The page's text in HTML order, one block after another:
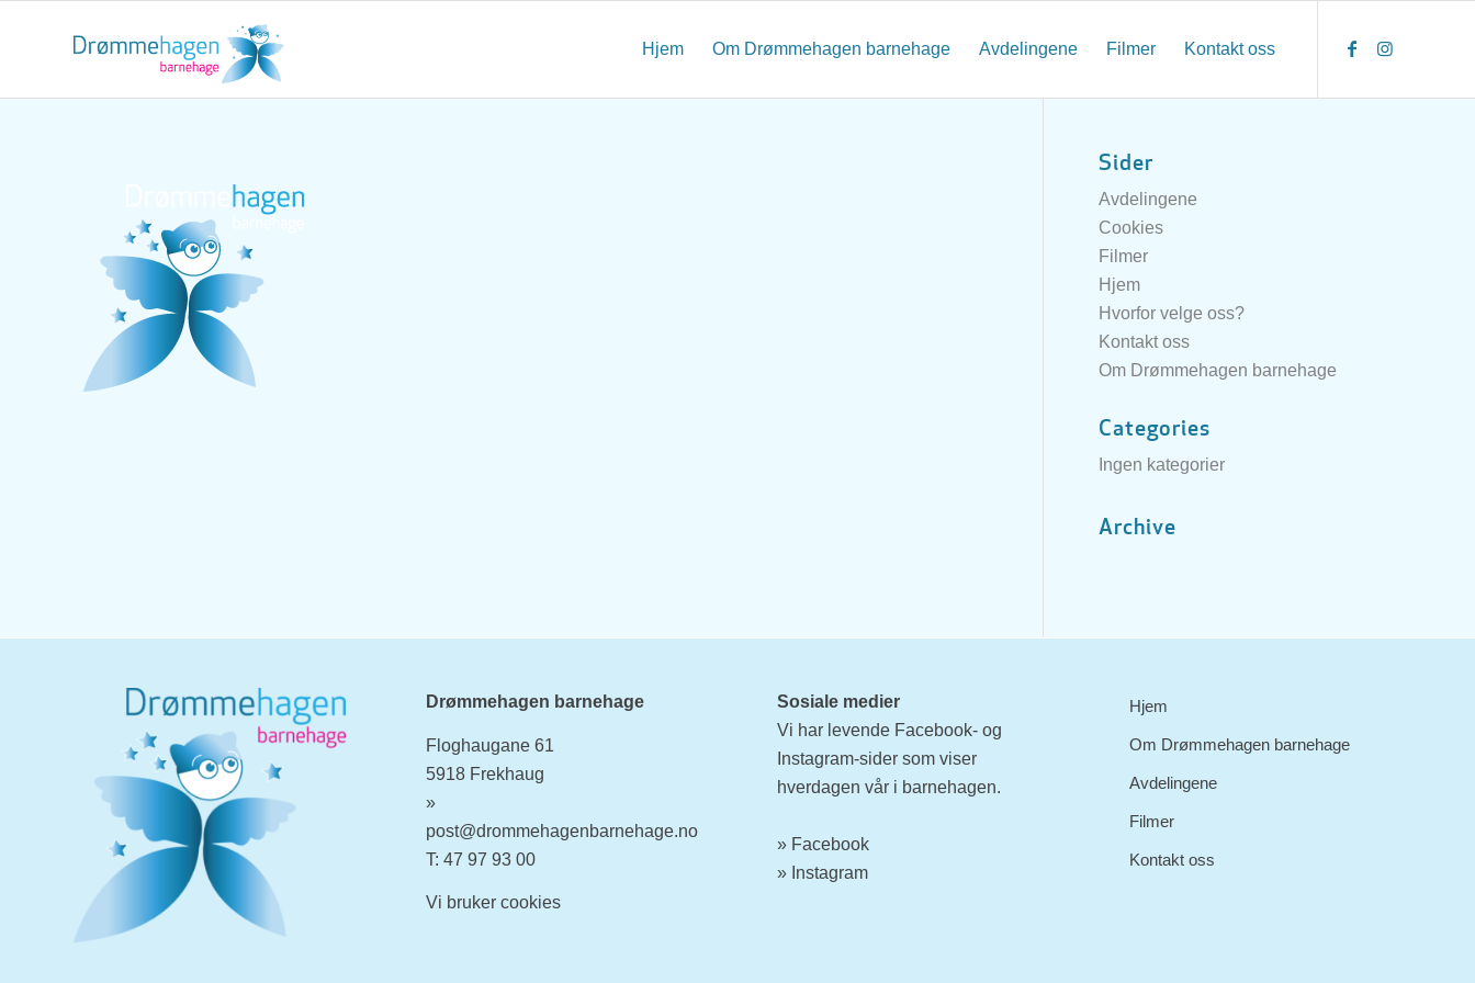
Hjem Om Drømmehagen barnehage Avdelingene Filmer Kontakt oss
Sider
Avdelingene
Cookies
Filmer
Hjem
Hvorfor velge oss?
Kontakt oss
Om Drømmehagen barnehage
Categories
Ingen kategorier
Archive
Drømmehagen barnehage
Floghaugane 61
5918 Frekhaug
»
post@drommehagenbarnehage.no
T: 47 97 93 00
Vi bruker cookies
Sosiale medier
Vi har levende Facebook- og
Instagram-sider som viser
hverdagen vår i barnehagen.
» Facebook
» Instagram
Hjem
Om Drømmehagen barnehage
Avdelingene
Filmer
Kontakt oss